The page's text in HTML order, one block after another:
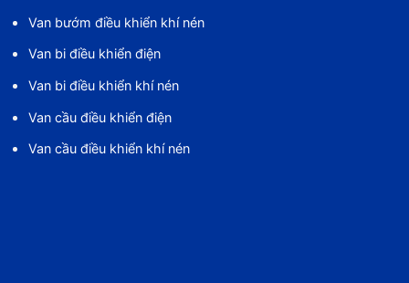
Van bướm điều khiển khí nén
Van bi điều khiển điện
Van bi điều khiển khí nén
Van cầu điều khiển điện
Van cầu điều khiển khí nén